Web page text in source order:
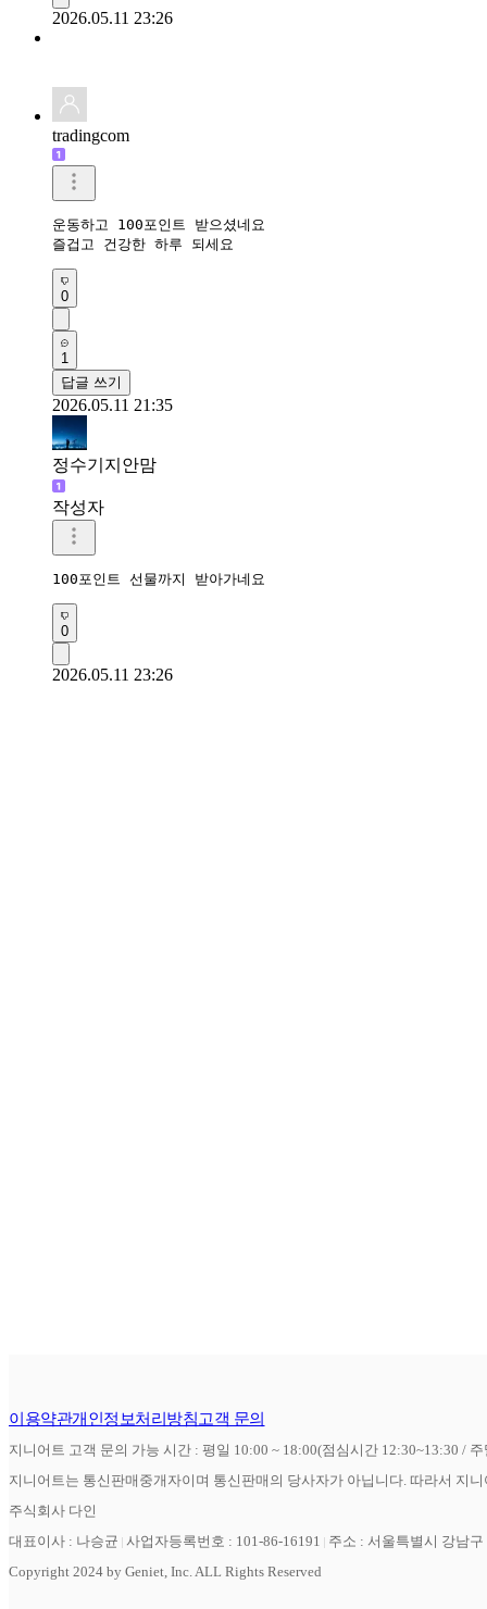
2026.05.11 23:26
tradingcom
운동하고 100포인트 받으셨네요
즐겁고 건강한 하루 되세요
0
1
답글 쓰기
2026.05.11 21:35
정수기지안맘
작성자
100포인트 선물까지 받아가네요
0
2026.05.11 23:26
이용약관개인정보처리방침고객 문의
지니어트 고객 문의 가능 시간 : 평일 10:00 ~ 18:00(점심시간 12:30~13:30 /
지니어트는 통신판매중개자이며 통신판매의 당사자가 아닙니다. 따라서 지
주식회사 다인
대표이사 : 나승균 사업자등록번호 : 101-86-16191
주소 : 서울특별시 강남
Copyright 2024 by Geniet, Inc. ALL Rights Reserved